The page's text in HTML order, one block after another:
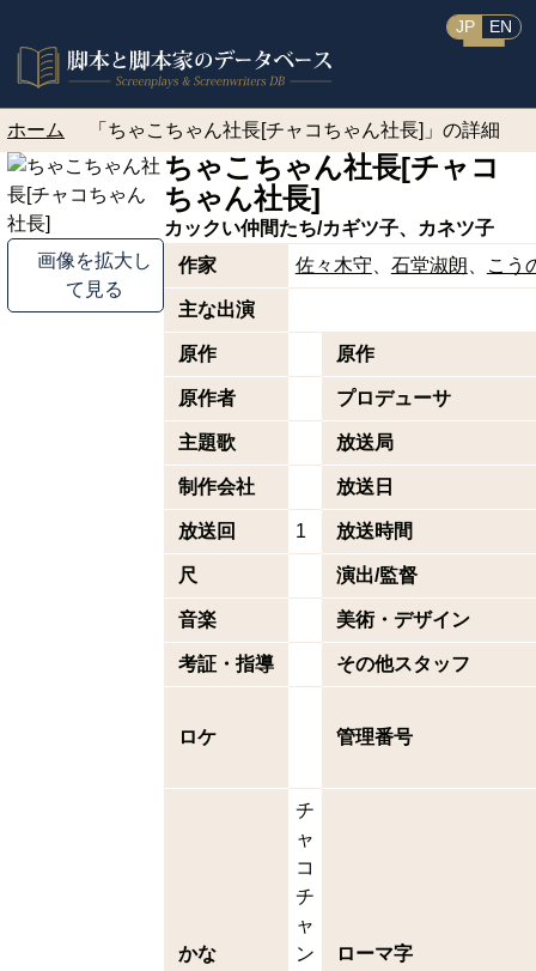
JP EN
ホーム 「ちゃこちゃん社長[チャコちゃん社長]」の詳細
画像を拡大し
て見る
ちゃこちゃん社長[チャコ
ちゃん社長]
カックい仲間たち/カギツ子、カネツ子
作家
佐々木守 石堂淑朗 こう
主な出演
原作 原作
原作者 プロデューサ
主題歌 放送局
制作会社 放送日
放送回 1 放送時間
尺 演出/監督
音楽 美術・デザイン
考証・指導 その他スタッフ
ロケ 管理番号
かな
チ
ャ
コ
チ
ャ
ン
ローマ字